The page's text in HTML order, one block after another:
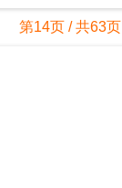
第14页 / 共63页